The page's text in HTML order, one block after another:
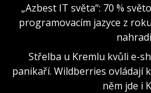
„Azbest IT světa“: 70 %
programovacím jazyce z
Střelba u Kremlu kvůli e-
panikaří. Wildberries ovládají
něm jde i